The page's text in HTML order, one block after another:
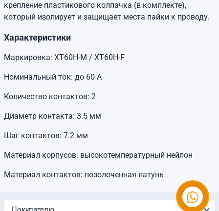
крепление пластикового колпачка (в комплекте),
который изолирует и защищает места пайки к проводу.
Характеристики
Маркировка: XT60H-M / XT60H-F
Номинальный ток: до 60 А
Количество контактов: 2
Диаметр контакта: 3.5 мм
Шаг контактов: 7.2 мм
Материал корпусов: высокотемпературный нейлон
Материал контактов: позолоченная латунь